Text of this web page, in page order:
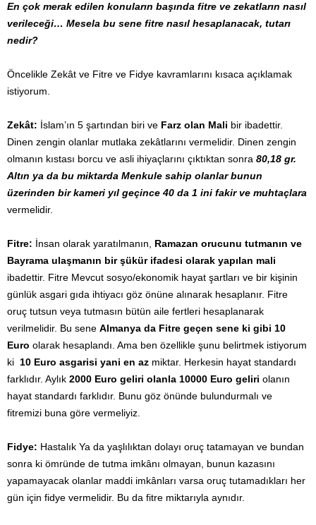
En çok merak edilen konuların başında fitre ve zekatların nasıl
verileceği… Mesela bu sene fitre nasıl hesaplanacak, tutarı
nedir?
Öncelikle Zekât ve Fitre ve Fidye kavramlarını kısaca açıklamak
istiyorum.
Zekât: İslam’ın 5 şartından biri ve Farz olan Mali bir ibadettir.
Dinen zengin olanlar mutlaka zekâtlarını vermelidir. Dinen zengin
olmanın kıstası borcu ve asli ihiyaçlarını çıktıktan sonra 80,18 gr.
Altın ya da bu miktarda Menkule sahip olanlar bunun
üzerinden bir kameri yıl geçince 40 da 1 ini fakir ve muhtaçlara
vermelidir.
Fitre: İnsan olarak yaratılmanın, Ramazan orucunu tutmanın ve
Bayrama ulaşmanın bir şükür ifadesi olarak yapılan mali
ibadettir. Fitre Mevcut sosyo/ekonomik hayat şartları ve bir kişinin
günlük asgari gıda ihtiyacı göz önüne alınarak hesaplanır. Fitre
oruç tutsun veya tutmasın bütün aile fertleri hesaplanarak
verilmelidir. Bu sene Almanya da Fitre geçen sene ki gibi 10
Euro olarak hesaplandı. Ama ben özellikle şunu belirtmek istiyorum
ki 10 Euro asgarisi yani en az miktar. Herkesin hayat standardı
farklıdır. Aylık 2000 Euro geliri olanla 10000 Euro geliri olanın
hayat standardı farklıdır. Bunu göz önünde bulundurmalı ve
fitremizi buna göre vermeliyiz.
Fidye: Hastalık Ya da yaşlılıktan dolayı oruç tatamayan ve bundan
sonra ki ömründe de tutma imkânı olmayan, bunun kazasını
yapamayacak olanlar maddi imkânları varsa oruç tutamadıkları her
gün için fidye vermelidir. Bu da fitre miktarıyla aynıdır.